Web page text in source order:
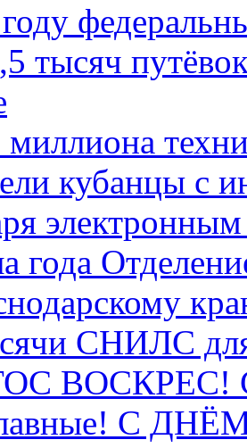
тысяч
миллиона
кубанцы с
года
СНИЛС
ВОСКРЕС! С
C